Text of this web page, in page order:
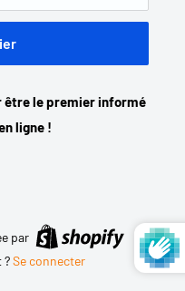
être le premier informé
ligne !
par
?Se connecter